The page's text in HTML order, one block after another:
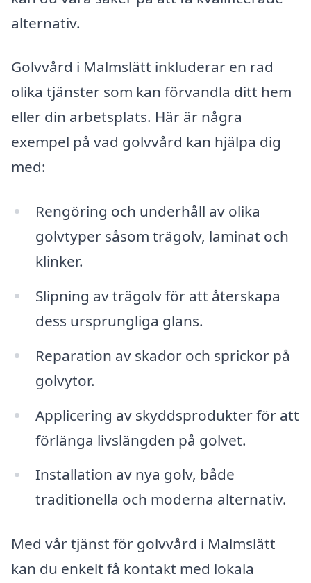
alternativ.
Golvvård i Malmslätt inkluderar en rad
olika tjänster som kan förvandla ditt hem
eller din arbetsplats. Här är några
exempel på vad golvvård kan hjälpa dig
med:
Rengöring och underhåll av olika
golvtyper såsom trägolv, laminat och
klinker.
Slipning av trägolv för att återskapa
dess ursprungliga glans.
Reparation av skador och sprickor på
golvytor.
Applicering av skyddsprodukter för att
förlänga livslängden på golvet.
Installation av nya golv, både
traditionella och moderna alternativ.
Med vår tjänst för golvvård i Malmslätt
kan du enkelt få kontakt med lokala